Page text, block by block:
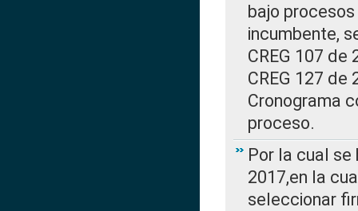
bajo
incumbente,
CREG 107
CREG 127 de
Cronograma
proceso.
Por la cual se
2017,en la
seleccionar